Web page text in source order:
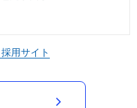
採用サイト